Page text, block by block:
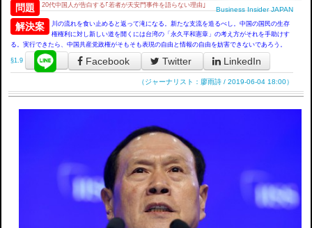
問題 20代中国人が告白する｢若者が天安門事件を語らない理由｣
Business Insider JAPAN
解決案
川の流れを食い止めると返って滝になる。新たな支流を造るべし。中国の国民の生存
権権利に対し新しい道を開くには台湾の「永久平和憲章」の考え方がそれを手助けす
る。実行できたら、中国共産党政権がそもそも表現の自由と情報の自由を妨害できないであろう。
§1.9 Facebook Twitter LinkedIn
（ジャーナリスト：廖雨詩 / 2019-06-04 18:00）